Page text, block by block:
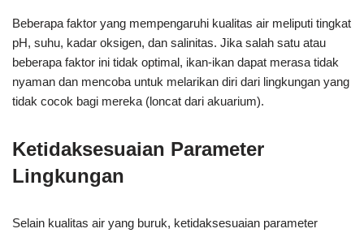
Beberapa faktor yang mempengaruhi kualitas air meliputi tingkat
pH, suhu, kadar oksigen, dan salinitas. Jika salah satu atau
beberapa faktor ini tidak optimal, ikan-ikan dapat merasa tidak
nyaman dan mencoba untuk melarikan diri dari lingkungan yang
tidak cocok bagi mereka (loncat dari akuarium).
Ketidaksesuaian Parameter
Lingkungan
Selain kualitas air yang buruk, ketidaksesuaian parameter